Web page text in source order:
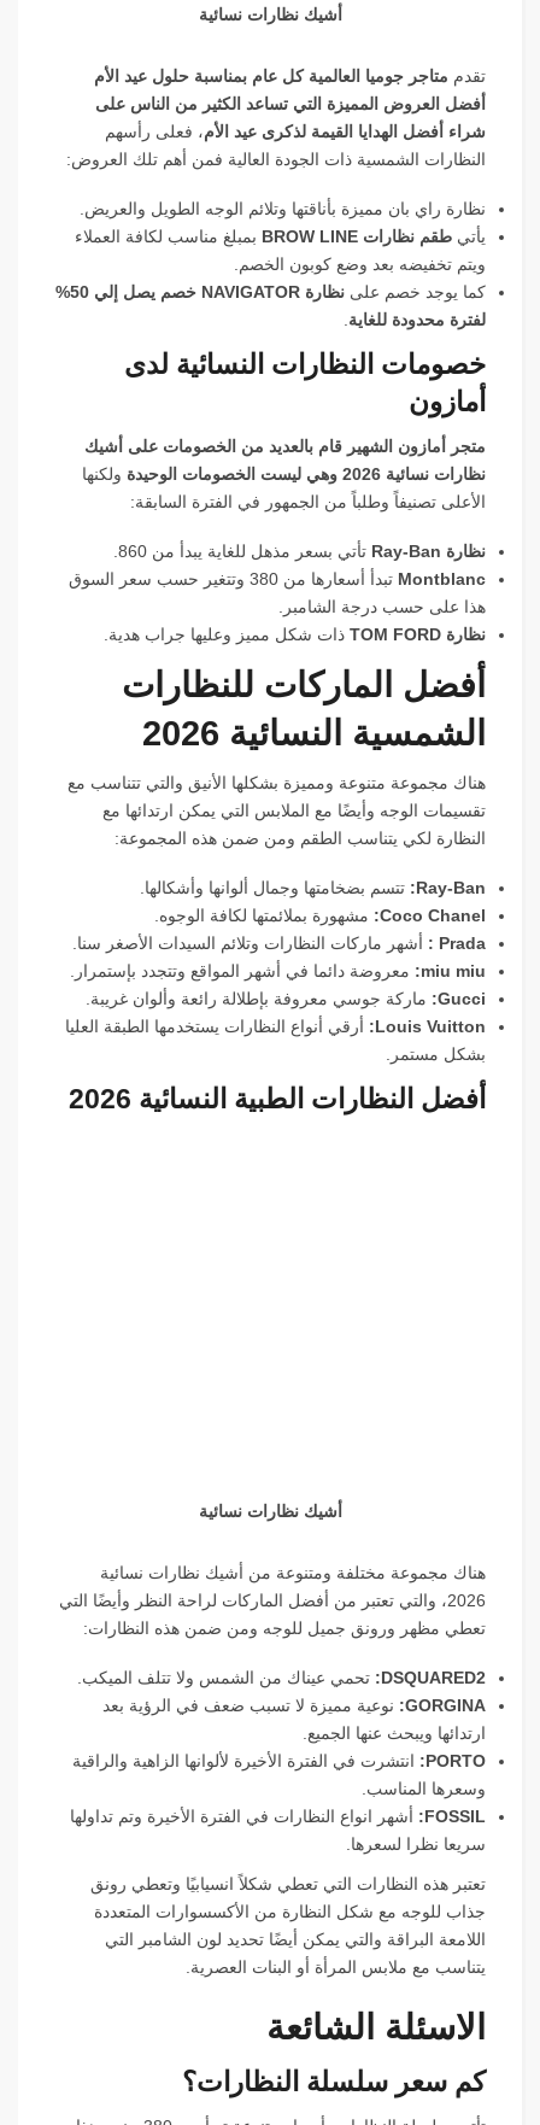
أشيك نظارات نسائية
تقدم متاجر جوميا العالمية كل عام بمناسبة حلول عيد الأم
أفضل العروض المميزة التي تساعد الكثير من الناس على
شراء أفضل الهدايا القيمة لذكرى عيد الأم، فعلى رأسهم
النظارات الشمسية ذات الجودة العالية فمن أهم تلك العروض:
نظارة راي بان مميزة بأناقتها وتلائم الوجه الطويل والعريض.
يأتي طقم نظارات BROW LINE
بمبلغ مناسب لكافة العملاء
ويتم تخفيضه بعد وضع كوبون الخصم.
كما يوجد خصم على
نظارة NAVIGATOR خصم يصل إلي 50%
لفترة محدودة للغاية.
خصومات النظارات النسائية لدى
أمازون
متجر أمازون الشهير قام بالعديد من الخصومات على أشيك
نظارات نسائية 2026 وهي ليست الخصومات الوحيدة
ولكنها
الأعلى تصنيفاً وطلباً من الجمهور في الفترة السابقة:
نظارة Ray-Ban
تأتي بسعر مذهل للغاية يبدأ من 860.
Montblanc
تبدأ أسعارها من 380 وتتغير حسب سعر السوق
هذا على حسب درجة الشامبر.
نظارة TOM FORD
ذات شكل مميز وعليها جراب هدية.
أفضل الماركات للنظارات
الشمسية النسائية 2026
هناك مجموعة متنوعة ومميزة بشكلها الأنيق والتي تتناسب مع
تقسيمات الوجه وأيضًا مع الملابس التي يمكن ارتدائها مع
النظارة لكي يتناسب الطقم ومن ضمن هذه المجموعة:
Ray-Ban:
تتسم بضخامتها وجمال ألوانها وأشكالها.
Coco Chanel:
مشهورة بملائمتها لكافة الوجوه.
Prada :
أشهر ماركات النظارات وتلائم السيدات الأصغر سنا.
miu miu:
معروضة دائما في أشهر المواقع وتتجدد بإستمرار.
Gucci:
ماركة جوسي معروفة بإطلالة رائعة وألوان غريبة.
Louis Vuitton:
أرقي أنواع النظارات يستخدمها الطبقة العليا
بشكل مستمر.
أفضل النظارات الطبية النسائية 2026
أشيك نظارات نسائية
هناك مجموعة مختلفة ومتنوعة من أشيك نظارات نسائية
2026، والتي تعتبر من أفضل الماركات لراحة النظر وأيضًا التي
تعطي مظهر ورونق جميل للوجه ومن ضمن هذه النظارات:
DSQUARED2:
تحمي عيناك من الشمس ولا تتلف الميكب.
GORGINA:
نوعية مميزة لا تسبب ضعف في الرؤية بعد
ارتدائها ويبحث عنها الجميع.
PORTO:
انتشرت في الفترة الأخيرة لألوانها الزاهية والراقية
وسعرها المناسب.
FOSSIL:
أشهر انواع النظارات في الفترة الأخيرة وتم تداولها
سريعا نظرا لسعرها.
تعتبر هذه النظارات التي تعطي شكلاً انسيابيًا وتعطي رونق
جذاب للوجه مع شكل النظارة من الأكسسوارات المتعددة
اللامعة البراقة والتي يمكن أيضًا تحديد لون الشامبر التي
يتناسب مع ملابس المرأة أو البنات العصرية.
الاسئلة الشائعة
كم سعر سلسلة النظارات؟